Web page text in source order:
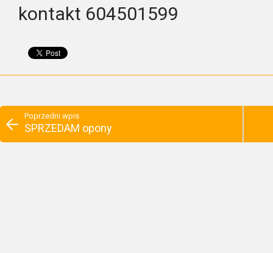
kontakt 604501599
Poprzedni wpis
SPRZEDAM opony